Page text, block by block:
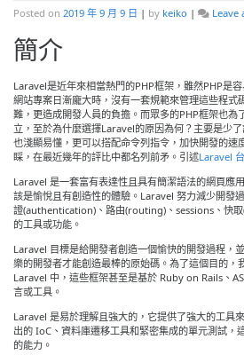
Posted on 2019 年 9 月 9 日 | by keiko | Leave
簡介
Laravel是近年來相當熱門的PHP框架，雖然PHP是
網站專案日漸龐大時，沒有一套規範來管理這些程式
難，更造成開發人員的負擔。而眾多的PHP框架也為
立，至於為什麼選擇Laravel的原因為何？主要是少
也淺顯易懂，更可以搭配命令列指令，加快開發的速
睬，在最近幾年的評比中都名列前矛。引述Laravel
Laravel 是一套富有表達性且具有簡潔語法的網頁應
該是愉悅且有創造性的體驗。Laravel 努力減少開發
證(authentication)、路由(routing)、sessions、快取
的工具或功能。
Laravel 目標是給開發者創造一個愉快的開發過程，
樂的開發者才能創造最棒的原始碼。為了這個目的，
Laravel 中，這些框架甚至是基於 Ruby on Rails、
言或工具。
Laravel 是易於理解且強大的，它提供了強大的工具
出的 IoC、資料庫遷移工具和緊密集成的單元測試，
的能力。